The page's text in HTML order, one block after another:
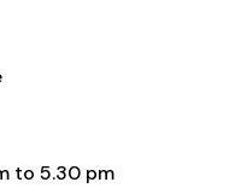
to 5.30 pm